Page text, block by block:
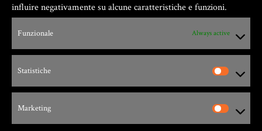
influire negativamente su alcune caratteristiche e funzioni.
Funzionale Always active
Statistiche
Marketing
Zio Gian Fester ® GIANFESTER S.a.S. –
P.Iva 01805540091
Via G. Leopardi, 9 – 17047 – Vado Ligure (SV)